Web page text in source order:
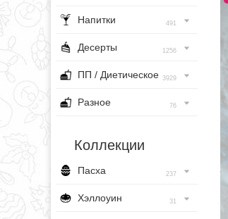
Напитки 491
Десерты 1256
ПП / Диетическое 3929
Разное 76
Коллекции
Пасха 237
Хэллоуин 31